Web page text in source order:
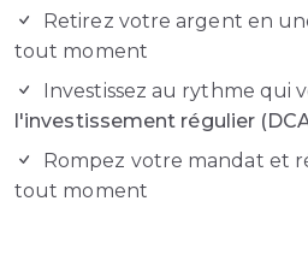
Retirez votre argent en
tout moment
Investissez au rythme qui
l'investissement régulier
Rompez votre mandat et
tout moment